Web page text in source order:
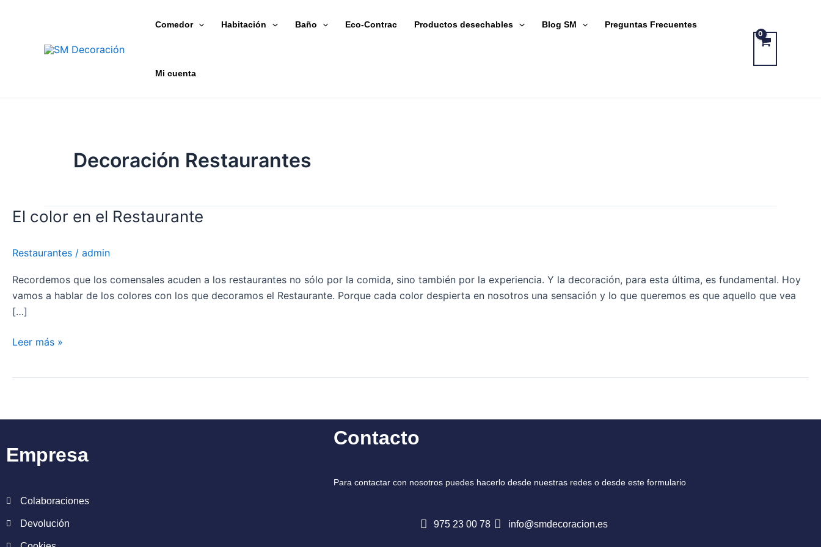
Comedor Habitación Baño Eco-Contrac Productos desechables Blog SM Preguntas Frecuentes
Mi cuenta
Decoración Restaurantes
El color en el Restaurante
Restaurantes / admin
Recordemos que los comensales acuden a los restaurantes no sólo por la comida, sino también por la experiencia. Y la decoración, para esta última, es fundamental. Hoy
vamos a hablar de los colores con los que decoramos el Restaurante. Porque cada color despierta en nosotros una sensación y lo que queremos es que aquello que vea
[…]
El
Restaurante
Leer más »
Empresa
Colaboraciones
Devolución
Contacto
Para contactar con nosotros puedes hacerlo desde nuestras redes o desde este formulario
975 23 00 78 info@smdecoracion.es